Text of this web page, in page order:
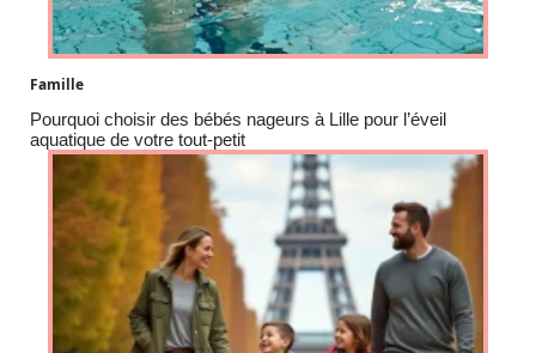
Famille
Pourquoi choisir des bébés nageurs à Lille pour l’éveil
aquatique de votre tout-petit